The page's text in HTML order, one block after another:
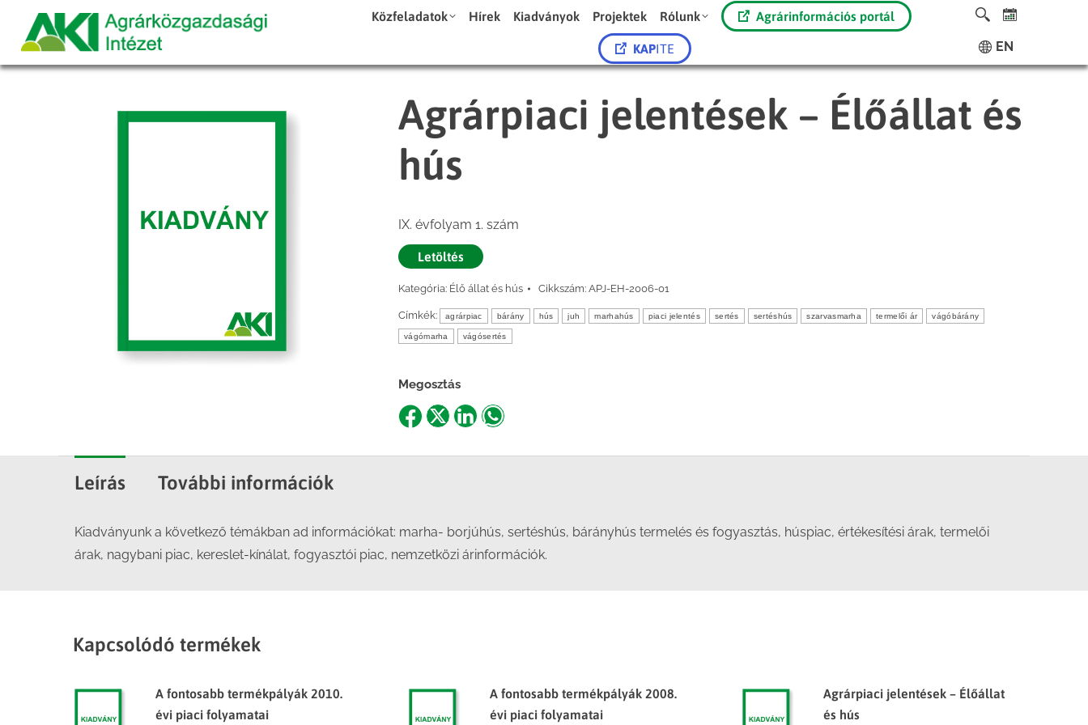
Közfeladatok Hírek Kiadványok Projektek Rólunk Agrárinformációs portál
KAPITE EN
Agrárpiaci jelentések – Élőállat és
hús
IX. évfolyam 1. szám
Letöltés
Kategória: Élő állat és hús Cikkszám: APJ-EH-2006-01
Címkék: agrárpiac bárány hús juh marhahús piaci jelentés sertés sertéshús szarvasmarha termelői ár vágóbárány
vágómarha vágósertés
Megosztás
ShareShareShareShare
Leírás További információk
Kiadványunk a következő témákban ad információkat: marha- borjúhús, sertéshús, bárányhús termelés és fogyasztás, húspiac, értékesítési árak, termelői
árak, nagybani piac, kereslet-kínálat, fogyasztói piac, nemzetközi árinformációk.
Kapcsolódó termékek
A fontosabb termékpályák 2010.
évi piaci folyamatai
A fontosabb termékpályák 2008.
évi piaci folyamatai
Agrárpiaci jelentések – Élőállat
és hús